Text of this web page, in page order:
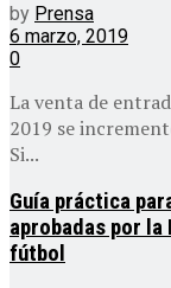
by Prensa
6 marzo, 2019
0
La venta de
2019 se
Si...
Guía práctica
aprobadas por la
fútbol